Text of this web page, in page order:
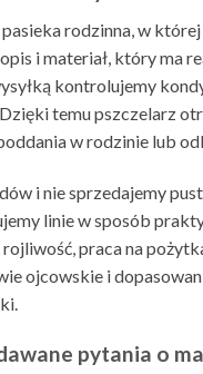
rodzinna, w której
i materiał, który ma
kontrolujemy
temu pszczelarz
w rodzinie lub
i nie sprzedajemy
linie w sposób
praca na
ojcowskie i
pytania o